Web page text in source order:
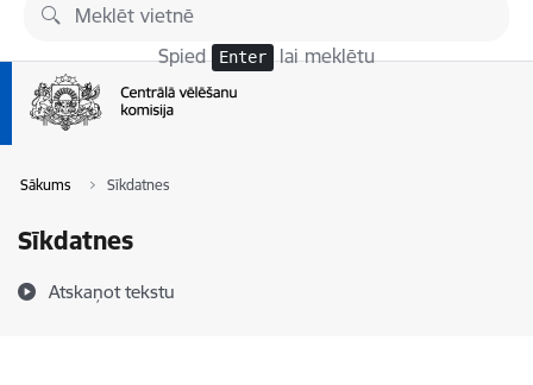
Pāriet uz lapas saturu
Spied Enter lai meklētu
Sākums Sīkdatnes
Sīkdatnes
Atskaņot tekstu